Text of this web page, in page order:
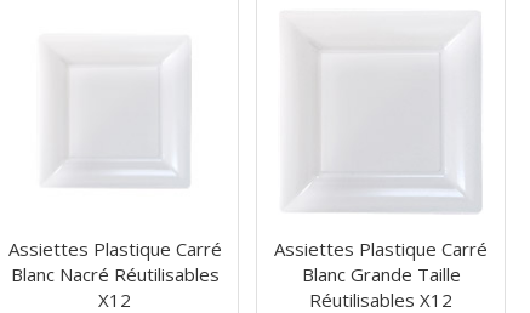
Assiettes Plastique Carré
Blanc Nacré Réutilisables
X12
Assiettes Plastique Carré
Blanc Grande Taille
Réutilisables X12